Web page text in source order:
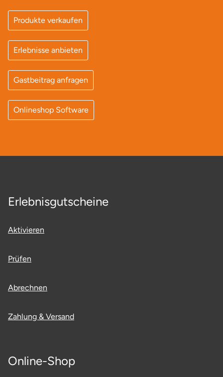
Produkte verkaufen
Erlebnisse anbieten
Gastbeitrag anfragen
Onlineshop Software
Erlebnisgutscheine
Aktivieren
Prüfen
Abrechnen
Zahlung & Versand
Online-Shop
Lübeck
Lüchow-Dannenberg
Magdeburg
Main-Kinzig-Kreis
Moers
Märkisch-Oderland